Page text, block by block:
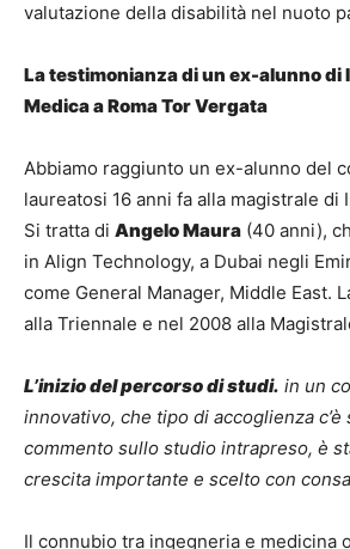
valutazione della disabilità nel nuoto
La testimonianza di un ex-alunno di
Medica a Roma Tor Vergata
Abbiamo raggiunto un ex-alunno del
laureatosi 16 anni fa alla magistrale di
Si tratta di Angelo Maura (40 anni),
in Align Technology, a Dubai negli
come General Manager, Middle East.
alla Triennale e nel 2008 alla
L’inizio del percorso di studi. in un
innovativo, che tipo di accoglienza c’è
commento sullo studio intrapreso, è
crescita importante e scelto con
Il connubio tra ingegneria e medicina